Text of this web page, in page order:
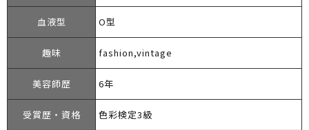
血液型 O型
趣味 fashion,vintage
美容師歴 6年
受賞歴・資格 色彩検定3級